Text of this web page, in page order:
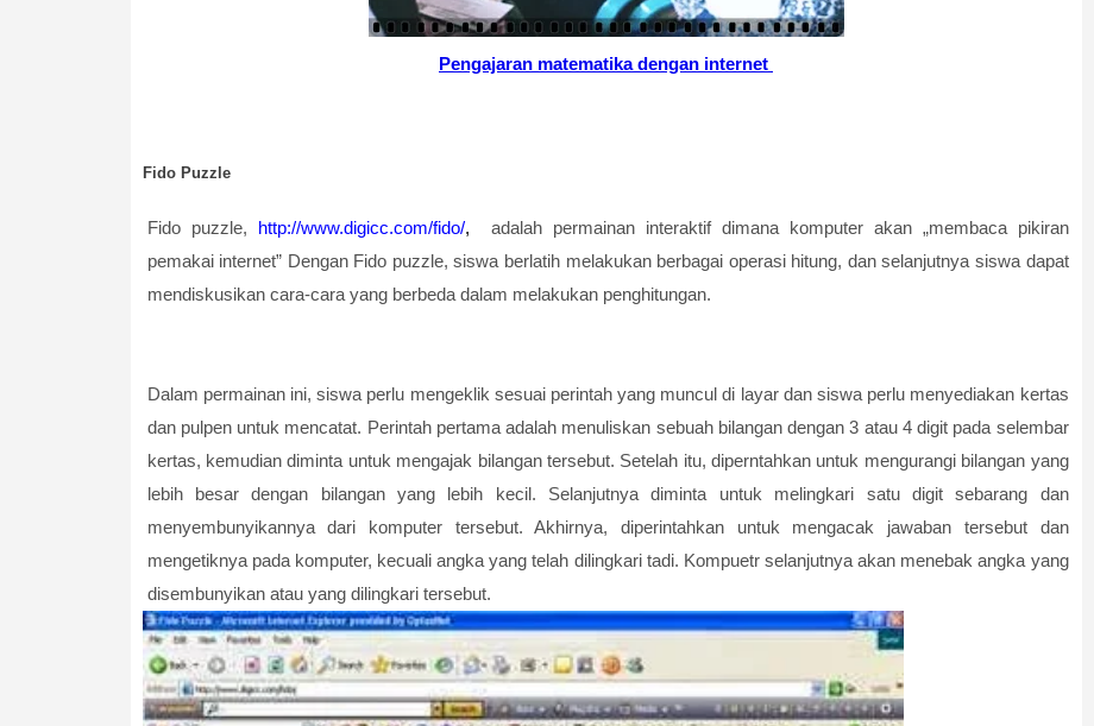
Pengajaran matematika dengan internet
Fido Puzzle
Fido puzzle, http://www.digicc.com/fido/, adalah permainan interaktif dimana komputer akan „membaca pikiran
pemakai internet” Dengan Fido puzzle, siswa berlatih melakukan berbagai operasi hitung, dan selanjutnya siswa dapat
mendiskusikan cara-cara yang berbeda dalam melakukan penghitungan.
Dalam permainan ini, siswa perlu mengeklik sesuai perintah yang muncul di layar dan siswa perlu menyediakan kertas
dan pulpen untuk mencatat. Perintah pertama adalah menuliskan sebuah bilangan dengan 3 atau 4 digit pada selembar
kertas, kemudian diminta untuk mengajak bilangan tersebut. Setelah itu, diperntahkan untuk mengurangi bilangan yang
lebih besar dengan bilangan yang lebih kecil. Selanjutnya diminta untuk melingkari satu digit sebarang dan
menyembunyikannya dari komputer tersebut. Akhirnya, diperintahkan untuk mengacak jawaban tersebut dan
mengetiknya pada komputer, kecuali angka yang telah dilingkari tadi. Kompuetr selanjutnya akan menebak angka yang
disembunyikan atau yang dilingkari tersebut.